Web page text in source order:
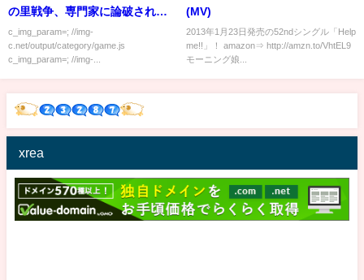
の里戦争、専門家に論破されて
しまう
c_img_param=; //img-
c.net/output/category/game.js
c_img_param=; //img-...
(MV)
2013年1月23日発売の52ndシングル「Help
me!!」！ amazon⇒ http://amzn.to/VhtEL9
モーニング娘...
xrea